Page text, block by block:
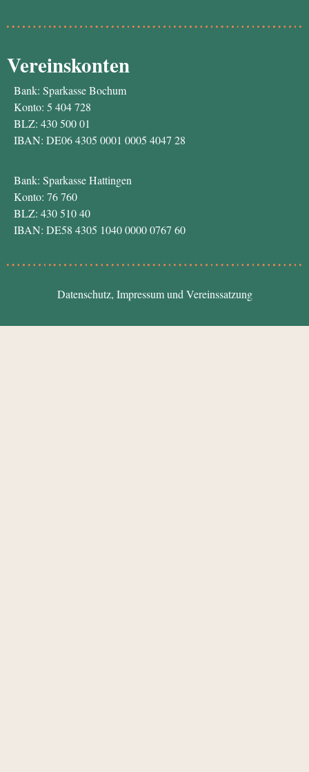
Vereinskonten
Bank: Sparkasse Bochum
Konto: 5 404 728
BLZ: 430 500 01
IBAN: DE06 4305 0001 0005 4047 28
Bank: Sparkasse Hattingen
Konto: 76 760
BLZ: 430 510 40
IBAN: DE58 4305 1040 0000 0767 60
Datenschutz, Impressumund Vereinssatzung